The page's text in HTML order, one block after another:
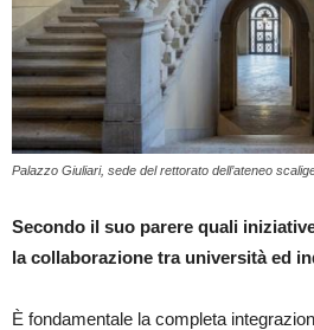
Palazzo Giuliari, sede del rettorato dell’ateneo
Secondo il suo parere quali
la collaborazione tra università ed
È fondamentale la completa